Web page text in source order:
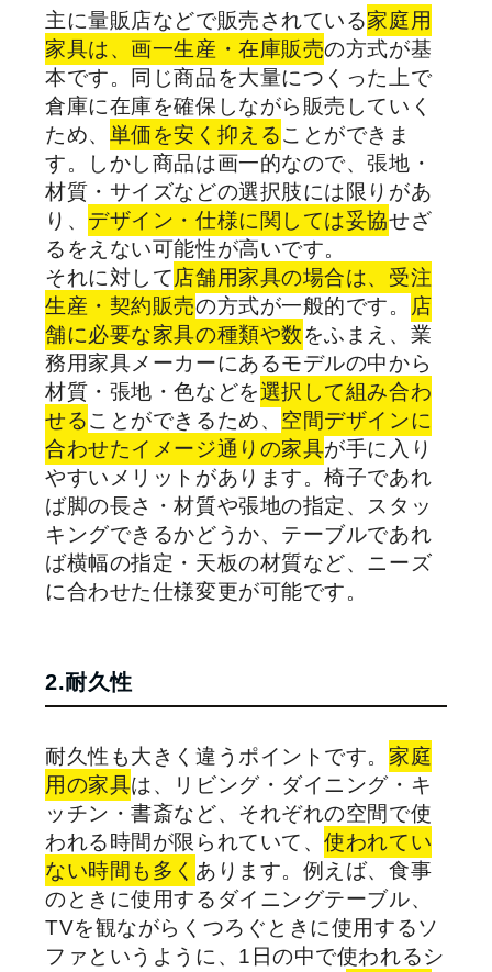
主に量販店などで販売されている家庭用
家具は、画一生産・在庫販売の方式が基
本です。同じ商品を大量につくった上で
倉庫に在庫を確保しながら販売していく
ため、 単価を安く抑えることができま
す。しかし商品は画一的なので、張地・
材質・サイズなどの選択肢には限りがあ
り、 デザイン・仕様に関しては妥協せざ
るをえない可能性が高いです。
それに対して店舗用家具の場合は、受注
生産・契約販売の方式が一般的です。
店
舗に必要な家具の種類や数をふまえ、業
務用家具メーカーにあるモデルの中から
材質・張地・色などを選択して組み合わ
せることができるため、 空間デザインに
合わせたイメージ通りの家具が手に入り
やすいメリットがあります。椅子であれ
ば脚の長さ・材質や張地の指定、スタッ
キングできるかどうか、テーブルであれ
ば横幅の指定・天板の材質など、ニーズ
に合わせた仕様変更が可能です。
2.耐久性
耐久性も大きく違うポイントです。 家庭
用の家具は、リビング・ダイニング・キ
ッチン・書斎など、それぞれの空間で使
われる時間が限られていて、使われてい
ない時間も多く あります。例えば、食事
のときに使用するダイニングテーブル、
TVを観ながらくつろぐときに使用するソ
ファというように、1日の中で使われるシ